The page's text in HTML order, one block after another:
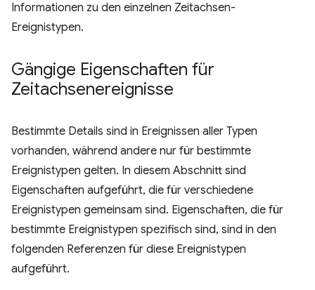
Informationen zu den einzelnen Zeitachsen-
Ereignistypen.
Gängige Eigenschaften für
Zeitachsenereignisse
Bestimmte Details sind in Ereignissen aller Typen
vorhanden, während andere nur für bestimmte
Ereignistypen gelten. In diesem Abschnitt sind
Eigenschaften aufgeführt, die für verschiedene
Ereignistypen gemeinsam sind. Eigenschaften, die für
bestimmte Ereignistypen spezifisch sind, sind in den
folgenden Referenzen für diese Ereignistypen
aufgeführt.